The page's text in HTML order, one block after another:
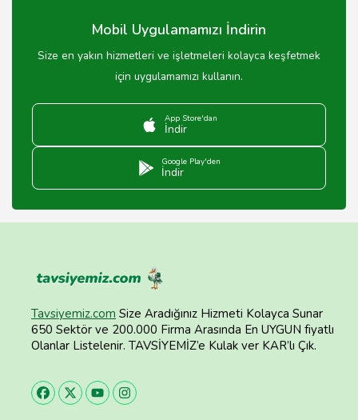
Mobil Uygulamamızı İndirin
Size en yakın hizmetleri ve işletmeleri kolayca keşfetmek
için uygulamamızı kullanın.
App Store'dan
İndir
Google Play'den
İndir
Tavsiyemiz.com Size Aradığınız Hizmeti Kolayca Sunar
650 Sektör ve 200.000 Firma Arasında En UYGUN fiyatlı
Olanlar Listelenir. TAVSİYEMİZ’e Kulak ver KAR’lı Çık.